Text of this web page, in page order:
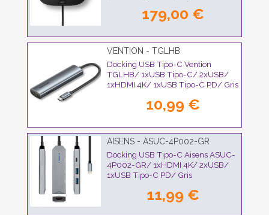
179,00 €
VENTION - TGLHB
Docking USB Tipo-C Vention
TGLHB/ 1xUSB Tipo-C/ 2xUSB/
1xHDMI 4K/ 1xUSB Tipo-C PD/ Gris
10,99 €
AISENS - ASUC-4P002-GR
Docking USB Tipo-C Aisens ASUC-
4P002-GR/ 1xHDMI 4K/ 2xUSB/
1xUSB Tipo-C PD/ Gris
11,99 €